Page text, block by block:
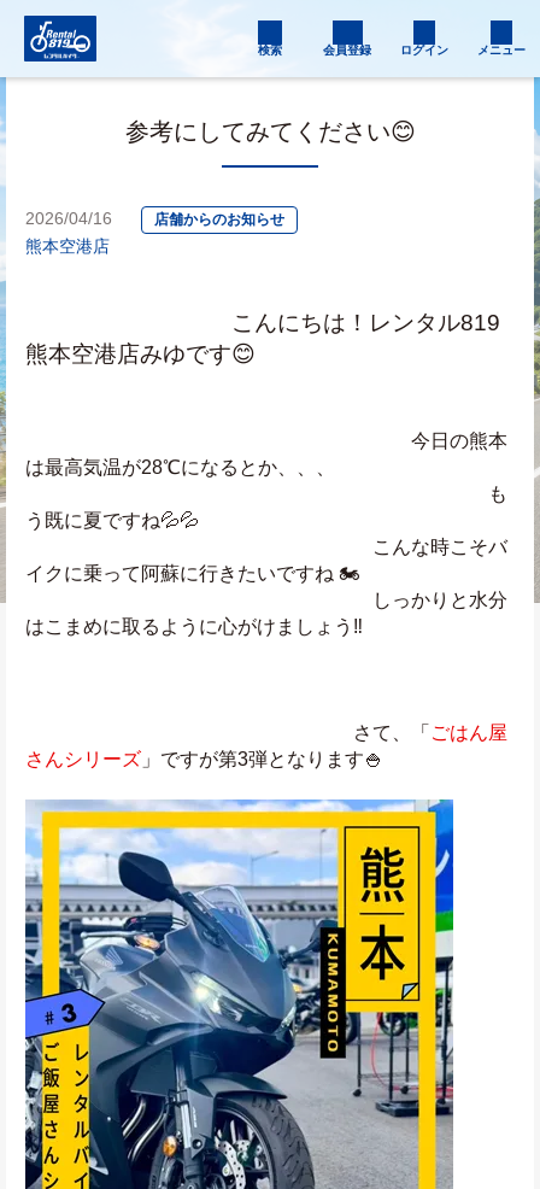
検索 会員登録 ログイン メニュー
参考にしてみてください😊
2026/04/16 店舗からのお知らせ
熊本空港店
こんにちは！レンタル819
熊本空港店みゆです😊
今日の熊本
は最高気温が28℃になるとか、、、
も
う既に夏ですね💦💦
こんな時こそバ
イクに乗って阿蘇に行きたいですね 🏍
しっかりと水分
はこまめに取るように心がけましょう‼️
さて、「 ごはん屋
さんシリーズ 」ですが第3弾となります🍚